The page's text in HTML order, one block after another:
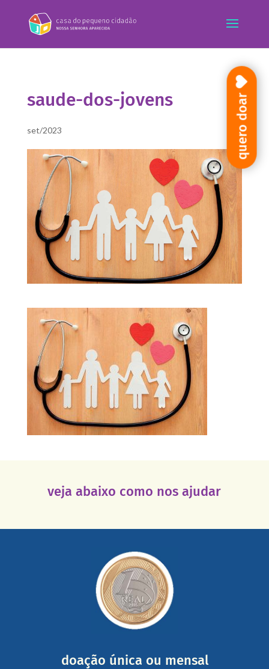
saude-dos-jovens
set/2023
veja abaixo como nos ajudar
doação única ou mensal
mail mostrando tudo o que fizemos com a sua ajuda
somada a de outras pessoas.
saiba mais
quero doar